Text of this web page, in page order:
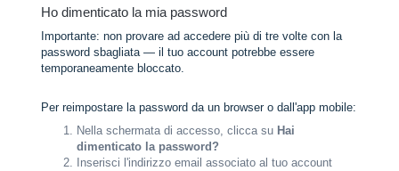
Ho dimenticato la mia password
Importante: non provare ad accedere più di tre volte con la
password sbagliata — il tuo account potrebbe essere
temporaneamente bloccato.
Per reimpostare la password da un browser o dall'app mobile:
Nella schermata di accesso, clicca su Hai
dimenticato la password?
Inserisci l'indirizzo email associato al tuo account